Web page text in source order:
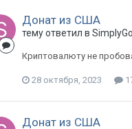
Донат из США
тему ответил в
Криптовалюту не
28 октября, 2023
Донат из США